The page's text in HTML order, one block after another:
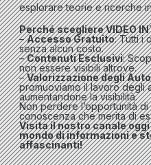
esplorare teorie e ricerche
Perché scegliere VIDEO
–Accesso Gratuito: Tutti i
senza alcun costo.
–Contenuti Esclusivi:
non essere visibili altrove.
–Valorizzazione degli
promuoviamo il lavoro degli
aumentandone la visibilità.
Non perdere l’opportunità
conoscenza che merita di
Visita il nostro canale
mondo di informazioni e
affascinanti!